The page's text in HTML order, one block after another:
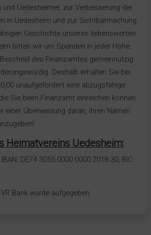
und Uedesheimer, zur Verbesserung der
in Uedesheim und zur Sichtbarmachung
Geschichte unseres liebenswerten
bitten wir um Spenden in jeder Höhe.
des Finanzamtes gemeinnützig
Deshalb erhalten Sie bei
unaufgefordert eine abzugsfähige
Sie beim Finanzamt einreichen können.
einer Überweisung daran, Ihren Namen
Heimatvereins Uedesheim:
DE74 3055 0000 0000 2018 30, BIC:
Bank wurde aufgegeben.